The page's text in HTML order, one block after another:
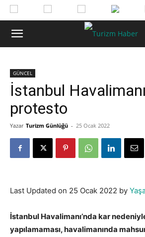
GÜNCEL
İstanbul
protesto
Yazar Turizm Günlüğü - 25 Ocak 2022
Last Updated on 25 Ocak 2022 by
İstanbul Havalimanı’nda kar
yapılamaması, havalimanında